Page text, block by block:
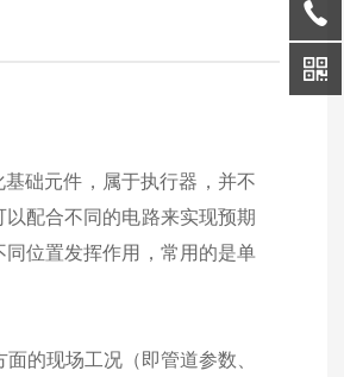
础元件，属于执行器，并不
配合不同的电路来实现预期
位置发挥作用，常用的是单
的现场工况（即管道参数、